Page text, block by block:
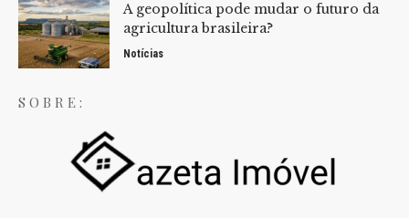
A geopolítica pode mudar o futuro da
agricultura brasileira?
Notícias
SOBRE: